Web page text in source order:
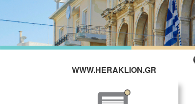
WWW.HERAKLION.GR